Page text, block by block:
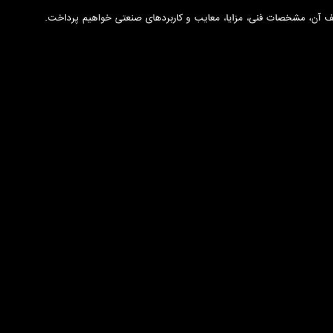
آن، مشخصات فنی، مزایا، معایب و کاربردهای صنعتی خواهیم پرداخت.